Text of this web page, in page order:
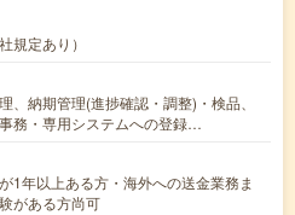
規定あり）
、納期管理(進捗確認・調整)・検品、
務・専用システムへの登録…
1年以上ある方・海外への送金業務ま
がある方尚可